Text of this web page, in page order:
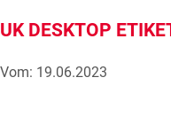
UK DESKTOP
Vom: 19.06.2023